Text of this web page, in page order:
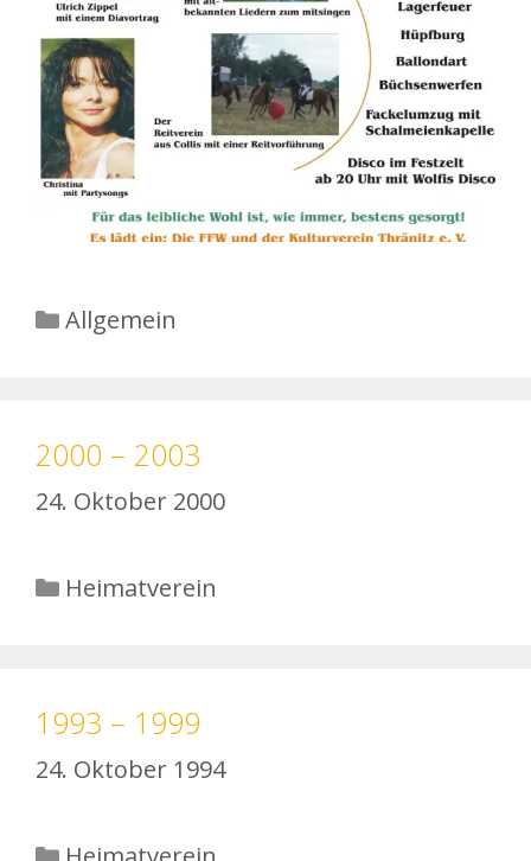
Kategorien
Allgemein
2000 – 2003
24. Oktober 2000
Kategorien
Heimatverein
1993 – 1999
24. Oktober 1994
Kategorien